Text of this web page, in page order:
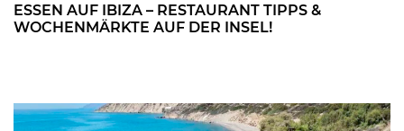
ESSEN AUF IBIZA – RESTAURANT TIPPS &
WOCHENMÄRKTE AUF DER INSEL!